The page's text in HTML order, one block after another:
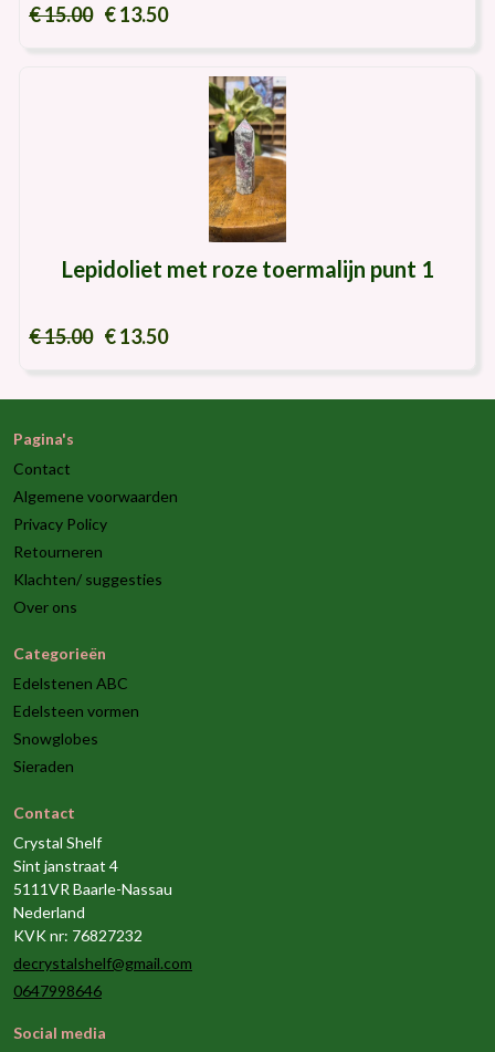
€ 15.00 € 13.50
Lepidoliet met roze toermalijn punt 1
€ 15.00 € 13.50
Pagina's
Contact
Algemene voorwaarden
Privacy Policy
Retourneren
Klachten/ suggesties
Over ons
Categorieën
Edelstenen ABC
Edelsteen vormen
Snowglobes
Sieraden
Contact
Crystal Shelf
Sint janstraat 4
5111VR Baarle-Nassau
Nederland
KVK nr: 76827232
decrystalshelf@gmail.com
0647998646
Social media